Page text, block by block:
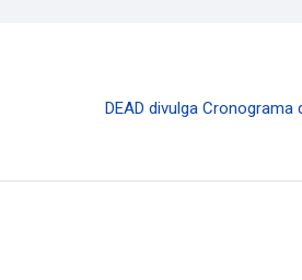
DEAD divulga